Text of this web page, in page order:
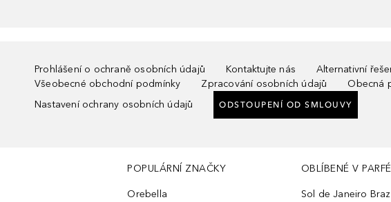
Prohlášení o ochraně osobních údajů Kontaktujte nás
Alternativní
Všeobecné obchodní podmínky
Zpracování osobních údajů
Obecná
Nastavení ochrany osobních údajů
ODSTOUPENÍ OD SMLOUVY
POPULÁRNÍ ZNAČKY
Orebella
OBLÍBENÉ V
Sol de Janeiro